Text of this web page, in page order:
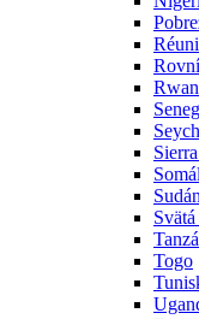
Sudán
Togo